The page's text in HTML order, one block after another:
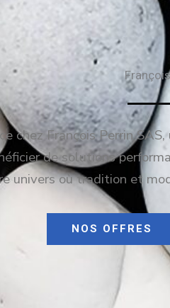
chez François Perrin
de solutions
univers où tradition et
NOS OFFRES